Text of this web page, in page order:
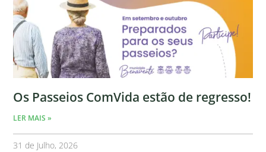
Os Passeios ComVida estão de regresso!
LER MAIS »
31 de Julho, 2026